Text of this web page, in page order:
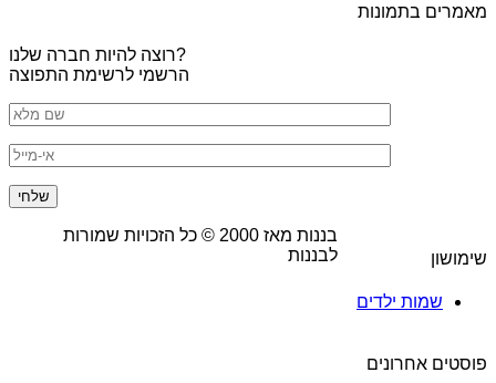
מאמרים בתמונות
רוצה להיות חברה שלנו?
הרשמי לרשימת התפוצה
שימושון
שמות ילדים
פוסטים אחרונים
בננות מאז2000 © כל הזכויות שמורות
לבננות